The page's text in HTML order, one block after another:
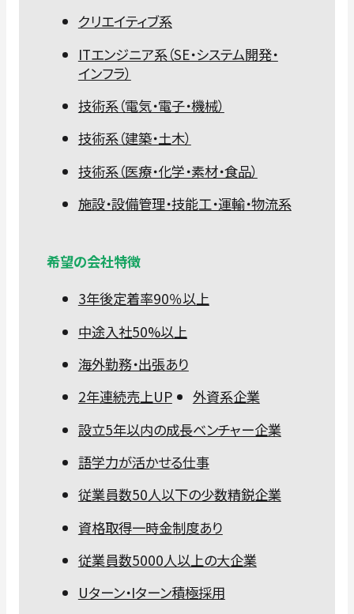
クリエイティブ系
ITエンジニア系（SE・システム開発・
インフラ）
技術系（電気・電子・機械）
技術系（建築・土木）
技術系（医療・化学・素材・食品）
施設・設備管理・技能工・運輸・物流系
希望の会社特徴
3年後定着率90％以上
中途入社50%以上
海外勤務・出張あり
2年連続売上UP
外資系企業
設立5年以内の成長ベンチャー企業
語学力が活かせる仕事
従業員数50人以下の少数精鋭企業
資格取得一時金制度あり
従業員数5000人以上の大企業
Uターン・Iターン積極採用